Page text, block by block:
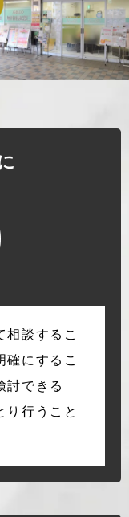
相談するこ
確にするこ
討できる
り行うこと